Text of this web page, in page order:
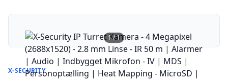
1/1
X-SECURITY